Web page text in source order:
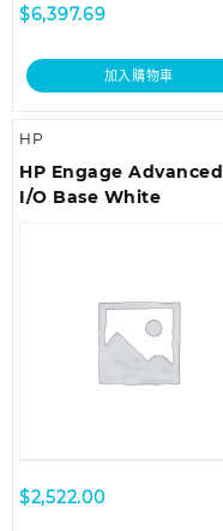
$6,397.69
加入購物車
HP
HP Engage Advanced
I/O Base White
$2,522.00